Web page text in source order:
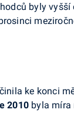
byly vyšší
ke konci
2010 byla míra